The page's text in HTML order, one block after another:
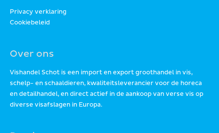
Privacy verklaring
Cookiebeleid
Over ons
Vishandel Schot is een import en export groothandel in vis,
schelp- en schaaldieren, kwaliteitsleverancier voor de horeca
en detailhandel, en direct actief in de aankoop van verse vis op
diverse visafslagen in Europa.